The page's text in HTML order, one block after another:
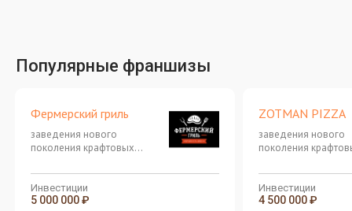
Популярные франшизы
Фермерский гриль
заведения нового
поколения крафтовых
Инвестиции
5 000 000 ₽
ZOTMAN PIZZA
заведения нового
поколения
Инвестиции
4 500 000 ₽